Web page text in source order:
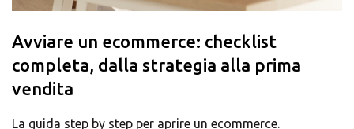
Avviare un ecommerce: checklist
completa, dalla strategia alla prima
vendita
La guida step by step per aprire un ecommerce.